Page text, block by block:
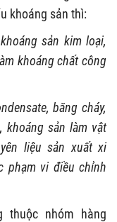
khoáng sản thì:
sản kim loại,
khoáng chất công
băng cháy,
khoáng sản làm vật
liệu sản xuất xi
phạm vi điều chỉnh
thuộc nhóm hàng